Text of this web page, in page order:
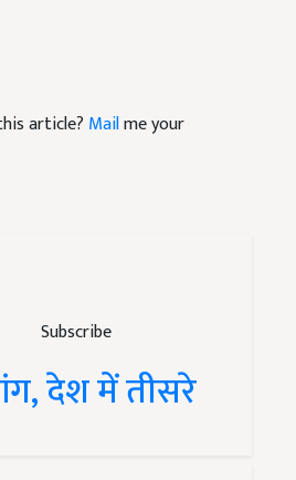
Subscribe
article? Mailme your
देश में तीसरे